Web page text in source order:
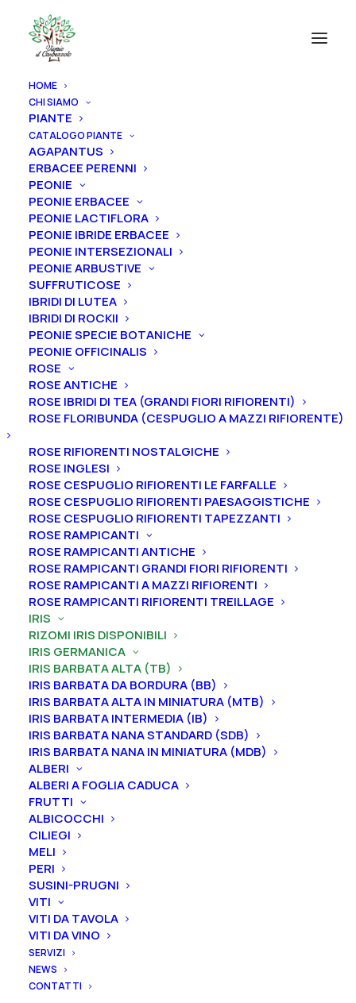
HOME
CHI SIAMO
PIANTE
CATALOGO PIANTE
AGAPANTUS
ERBACEE PERENNI
PEONIE
PEONIE ERBACEE
PEONIE LACTIFLORA
PEONIE IBRIDE ERBACEE
PEONIE INTERSEZIONALI
PEONIE ARBUSTIVE
SUFFRUTICOSE
IBRIDI DI LUTEA
IBRIDI DI ROCKII
PEONIE SPECIE BOTANICHE
PEONIE OFFICINALIS
ROSE
ROSE ANTICHE
ROSE IBRIDI DI TEA (GRANDI FIORI RIFIORENTI)
ROSE FLORIBUNDA (CESPUGLIO A MAZZI RIFIORENTE)
ROSE RIFIORENTI NOSTALGICHE
ROSE INGLESI
ROSE CESPUGLIO RIFIORENTI LE FARFALLE
ROSE CESPUGLIO RIFIORENTI PAESAGGISTICHE
ROSE CESPUGLIO RIFIORENTI TAPEZZANTI
ROSE RAMPICANTI
ROSE RAMPICANTI ANTICHE
ROSE RAMPICANTI GRANDI FIORI RIFIORENTI
ROSE RAMPICANTI A MAZZI RIFIORENTI
ROSE RAMPICANTI RIFIORENTI TREILLAGE
IRIS
RIZOMI IRIS DISPONIBILI
IRIS GERMANICA
IRIS BARBATA ALTA (TB)
IRIS BARBATA DA BORDURA (BB)
IRIS BARBATA ALTA IN MINIATURA (MTB)
IRIS BARBATA INTERMEDIA (IB)
IRIS BARBATA NANA STANDARD (SDB)
IRIS BARBATA NANA IN MINIATURA (MDB)
ALBERI
ALBERI A FOGLIA CADUCA
FRUTTI
ALBICOCCHI
CILIEGI
MELI
PERI
SUSINI-PRUGNI
VITI
VITI DA TAVOLA
VITI DA VINO
SERVIZI
NEWS
CONTATTI
Iris germanica “Volcanic Glow”
Iris germanica “Volcanic
Glow”
From5,00€
L’iris germanica “Volcanic Glow ” ha vessilli aureolinici
con area centrale color legno di cedro, ali rosso con
sfumatura vellutata, bordo aureolinico stretto, cuore
e freccia bianchi sotto la barba, bordo del cuore color
limone dorato brillante, barbe alla base bianche,
punte color limone dorato. Altezza 91 cm. Fioritura
intermedia.
Le piante di
periodomentre i rizomidiIris
nel periodo che va
Formato
Iris
germanica
"Volcanic
Glow"Ordina subito questo prodotto!
Puoi acquistare ora questo prodotto contattandoci e